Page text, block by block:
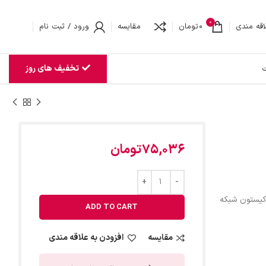
مندی 0
0تومان مقایسه ورود / ثبت نام
تخفیف های روز
کیستون شبکه
75,036تومان
ADD TO CART
مقایسه افزودن به علاقه مندی